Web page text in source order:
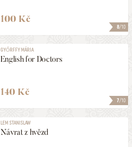
8/10
100 Kč
7/10
GYŐRFFY MÁRIA
English for Doctors
140 Kč
LEM STANISLAW
Návrat z hvězd